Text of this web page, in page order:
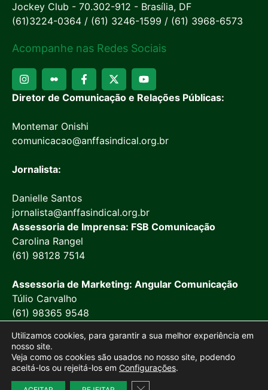
Jockey Club - 70.302-912 - Brasília, DF
(61)3224-0364 / (61) 3246-1599 / (61) 3968-6573
Acompanhe nas Redes Sociais
Diretor de Comunicação e Relações Públicas:
Montemar Onishi
comunicacao@anffasindical.org.br
Jornalista:
Danielle Santos
jornalista@anffasindical.org.br
Assessoria de Imprensa: FSB Comunicação
Carolina Rangel
(61) 98128 7514
Assessoria de Marketing: Angular Comunicação
Túlio Carvalho
(61) 98365 9548
Utilizamos cookies, para garantir a sua melhor experiência em
nosso site.
Veja como os cookies são usados no nosso site, podendo
aceitá-los ou rejeitá-los em Configurações.
Close GDPR Cookie Banner